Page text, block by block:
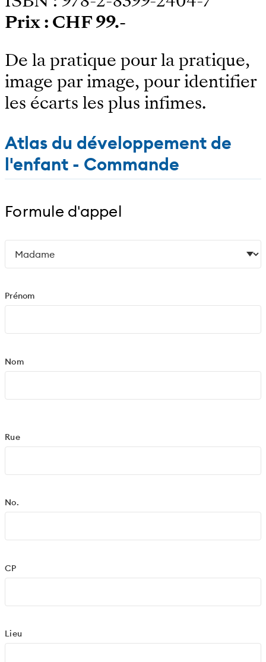
Prix : CHF 99.-
De la pratique pour la pratique,
image par image, pour identifier
les écarts les plus infimes.
Atlas du développement de
l'enfant - Commande
Formule d'appel
Prénom
Nom
Rue
No.
CP
Lieu